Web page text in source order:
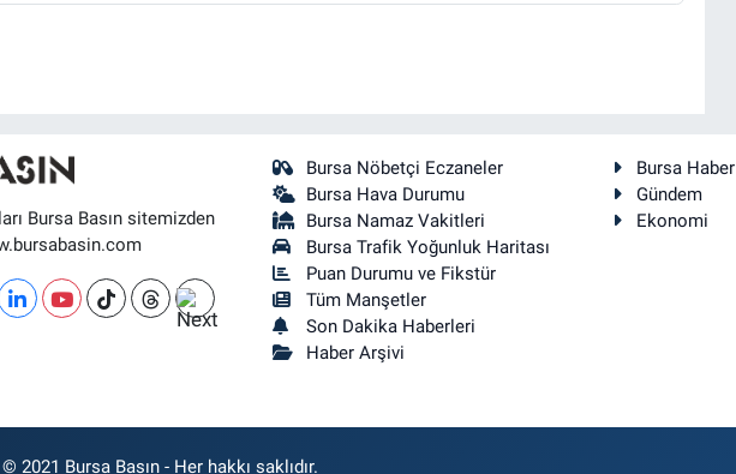
Bursa Basın sitemizden
Bursa Nöbetçi Eczaneler
Bursa Hava Durumu
Bursa Namaz Vakitleri
Bursa Trafik Yoğunluk Haritası
Puan Durumu ve Fikstür
Tüm Manşetler
Son Dakika Haberleri
Haber Arşivi
Bursa Haber
Gündem
Ekonomi
2021 Bursa Basın - Her hakkı saklıdır.